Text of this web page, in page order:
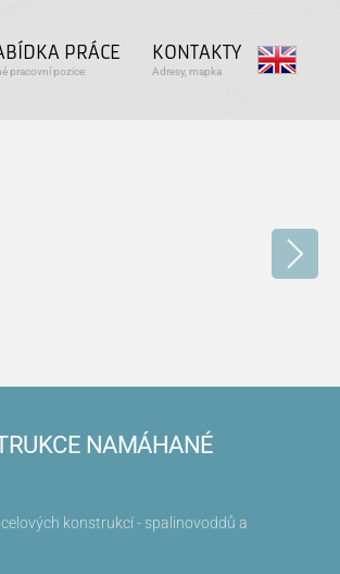
PRÁCE
pracovní pozice
KONTAKTY
Adresy, mapka
NAMÁHANÉ
konstrukcí - spalinovoddů a